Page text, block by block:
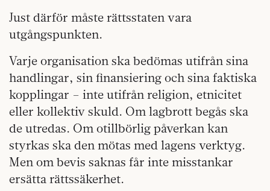
Just därför måste rättsstaten vara
utgångspunkten.
Varje organisation ska bedömas utifrån sina
handlingar, sin finansiering och sina faktiska
kopplingar – inte utifrån religion, etnicitet
eller kollektiv skuld. Om lagbrott begås ska
de utredas. Om otillbörlig påverkan kan
styrkas ska den mötas med lagens verktyg.
Men om bevis saknas får inte misstankar
ersätta rättssäkerhet.